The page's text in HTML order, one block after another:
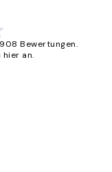
Bewertungen.
hier an.